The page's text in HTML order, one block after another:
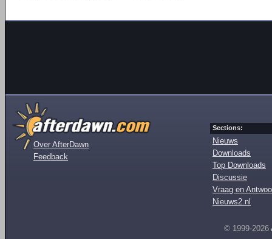
Over AfterDawn
Feedback
Sections:
Nieuws
Downloads
Top Downloads
Discussie
Vraag en
Nieuws2.nl
© 1999-2026